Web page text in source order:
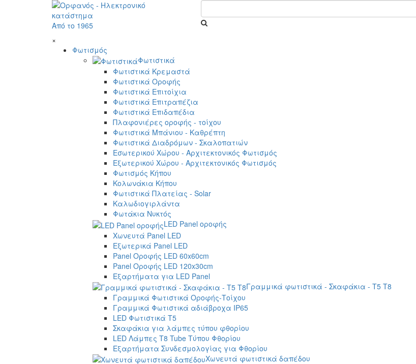
Από το 1965
×
Φωτισμός
Φωτιστικά
Φωτιστικά Κρεμαστά
Φωτιστικά Οροφής
Φωτιστικά Επιτοίχια
Φωτιστικά Επιτραπέζια
Φωτιστικά Επιδαπέδια
Πλαφονιέρες οροφής - τοίχου
Φωτιστικά Μπάνιου - Καθρέπτη
Φωτιστικά Διαδρόμων - Σκαλοπατιών
Εσωτερικού Χώρου - Αρχιτεκτονικός Φωτισμός
Εξωτερικού Χώρου - Αρχιτεκτονικός Φωτισμός
Φωτισμός Κήπου
Κολωνάκια Κήπου
Φωτιστικά Πλατείας - Solar
Καλωδιογιρλάντα
Φωτάκια Νυκτός
LED Panel οροφής
Χωνευτά Panel LED
Εξωτερικά Panel LED
Panel Οροφής LED 60x60cm
Panel Οροφής LED 120x30cm
Εξαρτήματα για LED Panel
Γραμμικά φωτιστικά - Σκαφάκια - Τ5 T8
Γραμμικά Φωτιστικά Οροφής-Τοίχου
Γραμμικά Φωτιστικά αδιάβροχα IP65
LED Φωτιστικά T5
Σκαφάκια για λάμπες τύπου φθορίου
LED Λάμπες T8 Tube Τύπου Φθορίου
Εξαρτήματα Συνδεσμολογίας για Φθορίου
Χωνευτά φωτιστικά δαπέδου